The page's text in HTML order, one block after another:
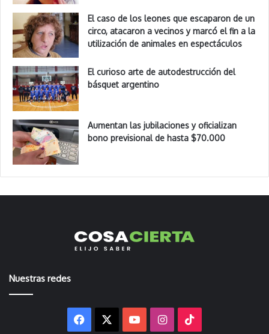
El caso de los leones que escaparon de un
circo, atacaron a vecinos y marcó el fin a la
utilización de animales en espectáculos
El curioso arte de autodestrucción del
básquet argentino
Aumentan las jubilaciones y oficializan
bono previsional de hasta $70.000
Nuestras redes
Facebook YouTubeInstagram